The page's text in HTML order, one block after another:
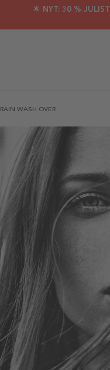
🌟 NYT: 30 %
RAIN WASH OVER